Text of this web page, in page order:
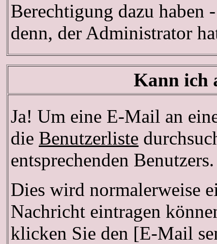
Berechtigung dazu haben
denn, der Administrator
Kann ich
Ja! Um eine E-Mail an
die Benutzerliste
entsprechenden Benutzers.
Dies wird normalerweise
Nachricht eintragen
klicken Sie den [E-Mail